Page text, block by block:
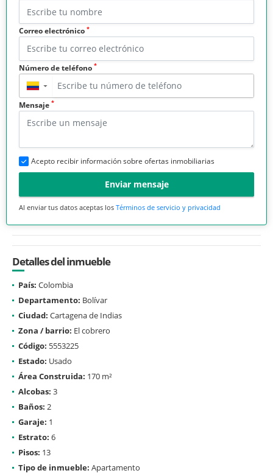
Correo electrónico *
Número de teléfono *
▼
Mensaje *
Acepto recibir información sobre ofertas inmobiliarias
Enviar mensaje
Al enviar tus datos aceptas los Términos de servicio y privacidad
Detalles del inmueble
País: Colombia
Departamento: Bolívar
Ciudad: Cartagena de Indias
Zona / barrio: El cobrero
Código: 5553225
Estado: Usado
Área Construida: 170 m²
Alcobas: 3
Baños: 2
Garaje: 1
Estrato: 6
Pisos: 13
Tipo de inmueble: Apartamento